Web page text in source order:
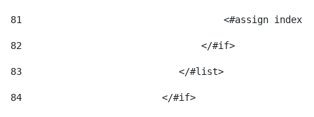
81
<#assign index
82
                                </#if>
83
                            </#list>
84
                         </#if>